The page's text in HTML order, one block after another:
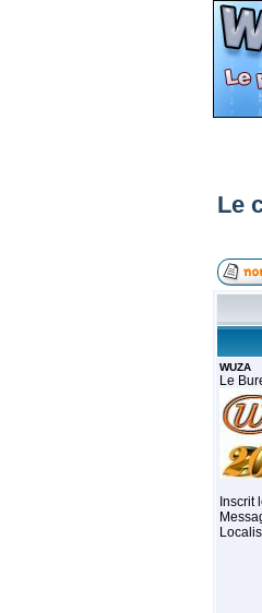
Le
WUZA
Le
Inscrit